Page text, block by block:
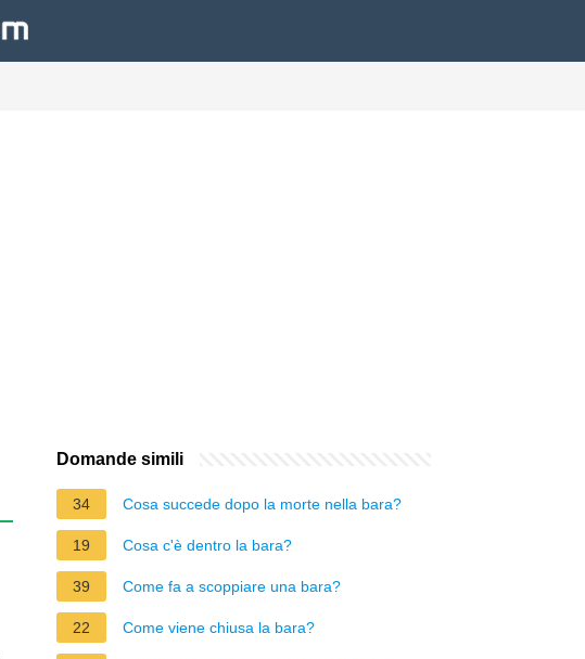
Domande simili
34 Cosa succede dopo la morte nella bara?
19 Cosa c'è dentro la bara?
39 Come fa a scoppiare una bara?
22 Come viene chiusa la bara?